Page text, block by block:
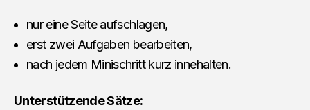
nur eine Seite aufschlagen,
erst zwei Aufgaben bearbeiten,
nach jedem Minischritt kurz innehalten.
Unterstützende Sätze: